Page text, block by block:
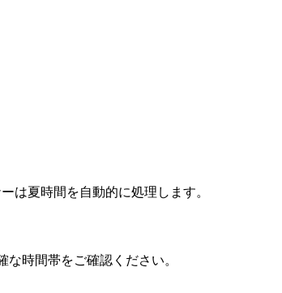
は夏時間を自動的に処理します。
時間帯をご確認ください。